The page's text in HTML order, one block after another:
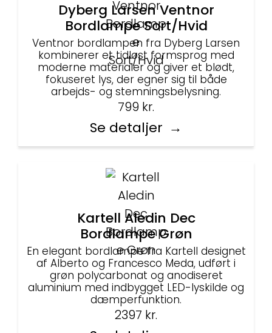
Dyberg Larsen Ventnor
Bordlampe Sort/Hvid
Ventnor bordlampen fra Dyberg Larsen
kombinerer et tidløst formsprog med
moderne materialer og giver et blødt,
fokuseret lys, der egner sig til både
arbejds- og stemningsbelysning.
799 kr.
Se detaljer
Kartell Aledin Dec
Bordlampe Grøn
En elegant bordlampe fra Kartell designet
af Alberto og Francesco Meda, udført i
grøn polycarbonat og anodiseret
aluminium med indbygget LED-lyskilde og
dæmperfunktion.
2397 kr.